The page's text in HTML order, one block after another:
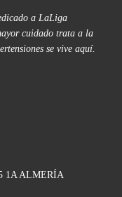
a LaLiga
cuidado trata a la
se vive aquí.
1A ALMERÍA